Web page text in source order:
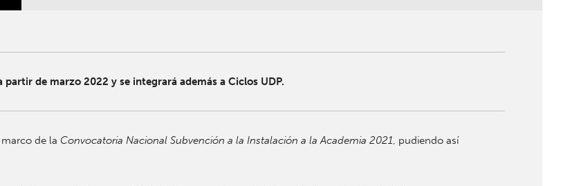
de marzo 2022 y se integrará además a Ciclos UDP.
de la Convocatoria Nacional Subvención a la Instalación a la Academia 2021, pudiendo así